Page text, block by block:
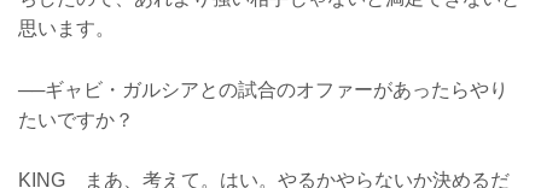
思います。
──ギャビ・ガルシアとの試合のオファーがあったらやり
たいですか？
KING まあ、考えて。はい。やるかやらないか決めるだ